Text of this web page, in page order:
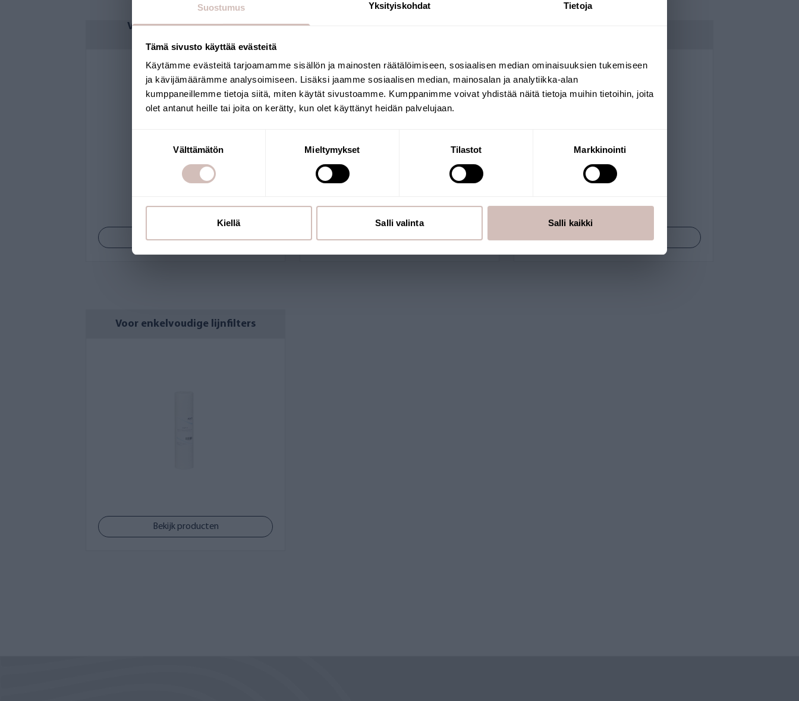
Suostumus Yksityiskohdat Tietoja
Tämä sivusto käyttää evästeitä
Käytämme evästeitä tarjoamamme sisällön ja mainosten räätälöimiseen, sosiaalisen median ominaisuuksien tukemiseen
ja kävijämäärämme analysoimiseen. Lisäksi jaamme sosiaalisen median, mainosalan ja analytiikka-alan
kumppaneillemme tietoja siitä, miten käytät sivustoamme. Kumppanimme voivat yhdistää näitä tietoja muihin tietoihin, joita
olet antanut heille tai joita on kerätty, kun olet käyttänyt heidän palvelujaan.
Välttämätön Mieltymykset Tilastot Markkinointi
Kiellä Salli valinta Salli kaikki
Voor kraanaangesloten
putwaterfilters
Bekijk producten Bekijk producten
Voor enkelvoudige lijnfilters
Bekijk producten
Selecteer uw land van levering en taal om
verder te gaan
Leveringsland
Taal